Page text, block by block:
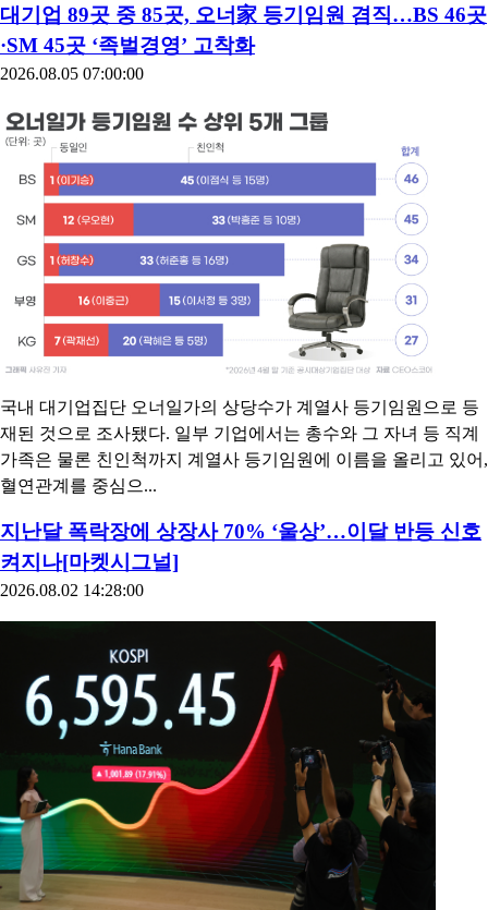
대기업 89곳 중 85곳, 오너家 등기임원 겸직…BS 46곳
·SM 45곳 ‘족벌경영’ 고착화
2026.08.05 07:00:00
국내 대기업집단 오너일가의 상당수가 계열사 등기임원으로 등
재된 것으로 조사됐다. 일부 기업에서는 총수와 그 자녀 등 직계
가족은 물론 친인척까지 계열사 등기임원에 이름을 올리고 있어,
혈연관계를 중심으...
지난달 폭락장에 상장사 70% ‘울상’…이달 반등 신호
켜지나[마켓시그널]
2026.08.02 14:28:00